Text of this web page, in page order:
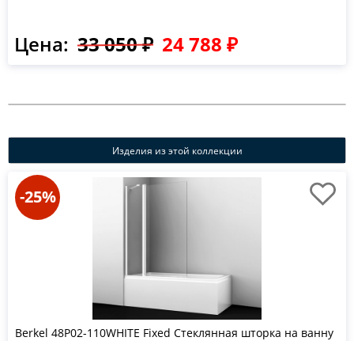
Цена: 33 050 ₽ 24 788 ₽
Изделия из этой коллекции
-25%
Berkel 48P02-110WHITE Fixed Стеклянная шторка на ванну